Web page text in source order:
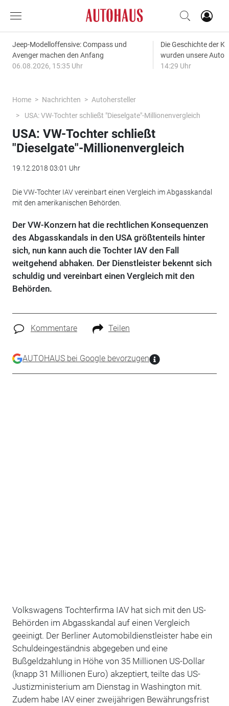
Jeep-Modelloffensive: Compass und
Avenger machen den Anfang
06.08.2026, 15:35 Uhr
Die Geschichte der
wurden unsere
14:29 Uhr
Home Nachrichten
Autohersteller
USA: VW-Tochter schließt "Dieselgate"-Millionenvergleich
USA: VW-Tochter schließt
"Dieselgate"-Millionenvergleich
19.12.2018 03:01 Uhr
Die VW-Tochter IAV vereinbart einen Vergleich im Abgasskandal
mit den amerikanischen Behörden.
Der VW-Konzern hat die rechtlichen Konsequenzen
des Abgasskandals in den USA größtenteils hinter
sich, nun kann auch die Tochter IAV den Fall
weitgehend abhaken. Der Dienstleister bekennt sich
schuldig und vereinbart einen Vergleich mit den
Behörden.
Kommentare Teilen
AUTOHAUS bei Google bevorzugen
Volkswagens Tochterfirma IAV hat sich mit den US-
Behörden im Abgasskandal auf einen Vergleich
geeinigt. Der Berliner Automobildienstleister habe ein
Schuldeingeständnis abgegeben und eine
Bußgeldzahlung in Höhe von 35 Millionen US-Dollar
(knapp 31 Millionen Euro) akzeptiert, teilte das US-
Justizministerium am Dienstag in Washington mit.
Zudem habe IAV einer zweijährigen Bewährungsfrist